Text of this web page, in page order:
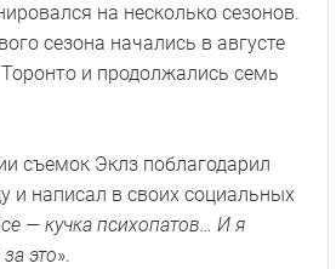
на несколько сезонов.
сезона начались в августе
и продолжались семь
съемок Эклз поблагодарил
и написал в своих социальных
— кучка психопатов… И я
это».